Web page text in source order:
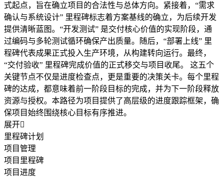
式起点，旨在确立项目的合法性与总体方向。紧接着，“需求
确认与系统设计” 里程碑标志着方案基线的确立，为后续开发
提供清晰蓝图。“开发测试” 是交付核心价值的实现阶段，通
过编码与多轮测试循环确保产出质量。随后，“部署上线” 里
程碑代表成果正式投入生产环境，从构建转向运行。最终，
“交付验收” 里程碑完成价值的正式移交与项目收尾。 这五个
关键节点不仅是进度检查点，更是重要的决策关卡。每个里程
碑的达成，都意味着前一阶段目标的完成，并为下一阶段释放
资源与授权。本路径为项目提供了高层级的进度跟踪框架，确
保项目始终围绕核心目标有序推进。
展开
里程碑计划
项目管理
项目里程碑
项目进度